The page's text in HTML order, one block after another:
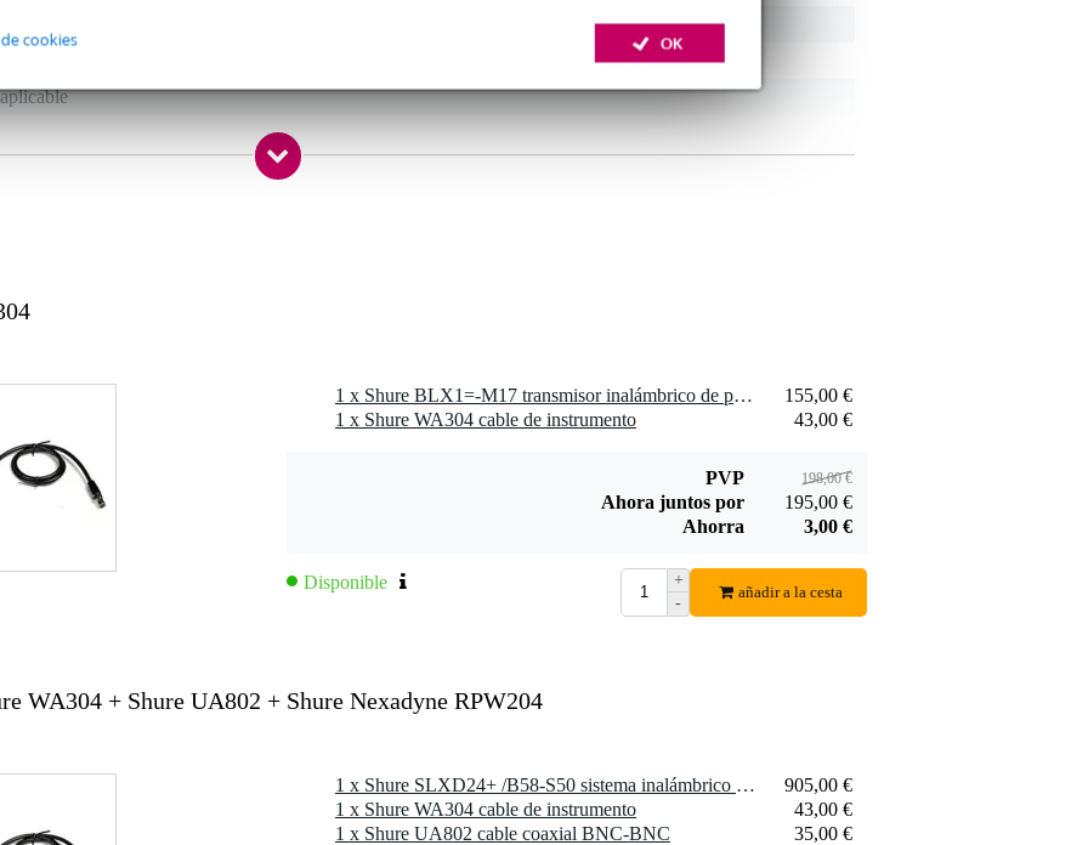
OK
cookies
Shure
de petaca: T1, UT1, SC1, PG1, PGX1, SLX1, LX1, ULX1, UC1, UR1, U1
1 x Shure BLX1=-M17 transmisor inalámbrico de petaca (662-686 MHz)
155,00 €
1 x Shure WA304 cable de instrumento
43,00 €
PVP 198,00 €
Ahora juntos por
195,00 €
Ahorra
3,00 €
Disponible
+
-
añadir a la cesta
WA304 + Shure UA802 + Shure Nexadyne RPW204
1 x Shure SLXD24+ /B58-S50 sistema inalámbrico de mano con Beta 58A (823-865 MHz)
905,00 €
1 x Shure WA304 cable de instrumento
43,00 €
1 x Shure UA802 cable coaxial BNC-BNC
35,00 €